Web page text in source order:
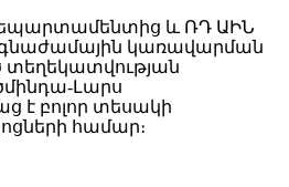
և ՌԴ ԱԻՆ
կառավարման
Լարս
է բոլոր տեսակի
համար։